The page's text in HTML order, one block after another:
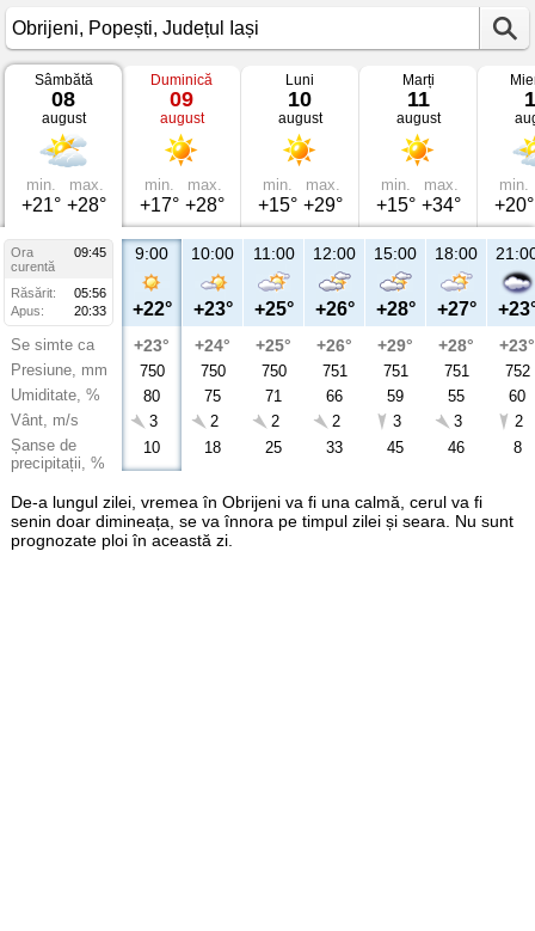
Vremea
Obrijeni
Popești,
Județul
Iași
Sâmbătă
08
august
min.
+21°
max.
+28°
Duminică
09
august
min.
+17°
max.
+28°
Luni
10
august
min.
+15°
max.
+29°
Marți
11
august
min.
+15°
max.
+34°
min.
+20°
Ora
09:45
curentă
Răsărit:
05:56
Apus:
20:33
Se simte ca
Presiune, mm
Umiditate, %
Vânt, m/s
Șanse de
precipitații, %
9:00
+22°
+23°
750
80
3
10
10:00
+23°
+24°
750
75
2
18
11:00
+25°
+25°
750
71
2
25
12:00
+26°
+26°
751
66
2
33
15:00
+28°
+29°
751
59
3
45
18:00
+27°
+28°
751
55
3
46
+23°
752
60
2
8
De-a lungul zilei, vremea în Obrijeni va fi una calmă, cerul va fi
senin doar dimineața, se va înnora pe timpul zilei și seara. Nu sunt
prognozate ploi în această zi.